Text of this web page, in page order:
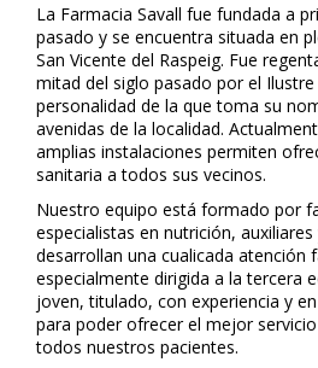
La Farmacia Savall fue fundada a
pasado y se encuentra situada en
San Vicente del Raspeig. Fue
mitad del siglo pasado por el Ilustre
personalidad de la que toma su
avenidas de la localidad.
amplias instalaciones permiten
sanitaria a todos sus vecinos.
Nuestro equipo está formado por
especialistas en nutrición,
desarrollan una cualificada atención
especialmente dirigida a la tercera
joven, titulado, con experiencia y
para poder ofrecer el mejor
todos nuestros pacientes.